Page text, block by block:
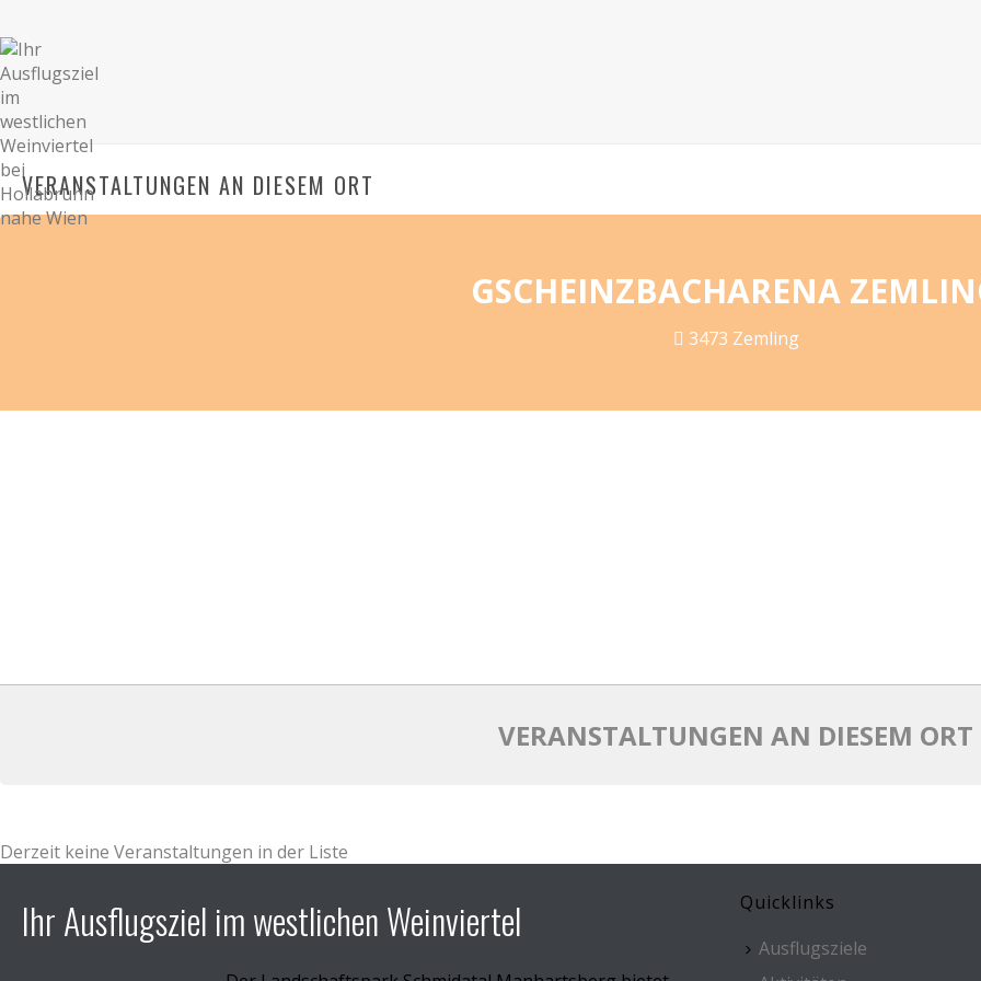
VERANSTALTUNGEN AN DIESEM ORT
GSCHEINZBACHARENA
3473 Zemling
VERANSTALTUNGEN AN DIESEM ORT
Derzeit keine Veranstaltungen in der Liste
Ihr Ausflugsziel im westlichen Weinviertel
Quicklinks
Ausflugsziele